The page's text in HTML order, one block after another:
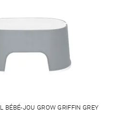
BÉBÉ-JOU GROW GRIFFIN GREY